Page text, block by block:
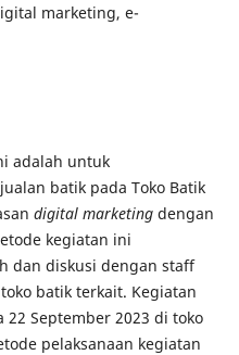
marketing, e-
adalah untuk
batik pada Toko Batik
digital marketingdengan
kegiatan ini
dan diskusi dengan staff
batik terkait. Kegiatan
September 2023 di toko
pelaksanaan kegiatan